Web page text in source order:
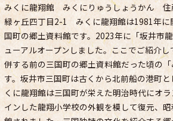
みくに龍翔館 みくにりゅうしょうかん 住
緑ヶ丘四丁目2-1 みくに龍翔館は1981年に
国町の郷土資料館です。2023年に「坂井市
ューアルオープンしました。ここでご紹介
併する前の三国町の郷土資料館だった頃の
す。坂井市三国町は古くから北前船の港町
くに龍翔館は三国町が栄えた明治時代にオ
インした龍翔小学校の外観を模して復元、